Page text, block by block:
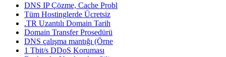
DNS IP Çözme, Cache Probl
Tüm Hostinglerde Ücretsiz
.TR Uzantılı Domain Tarih
Domain Transfer Prosedürü
DNS çalışma mantığı (Örne
1 Tbit/s DDoS Koruması